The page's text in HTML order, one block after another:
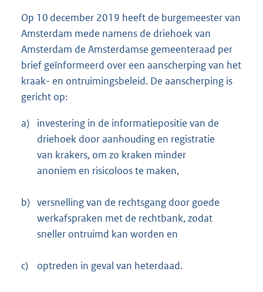
Op 10 december 2019 heeft de burgemeester van
Amsterdam mede namens de driehoek van
Amsterdam de Amsterdamse gemeenteraad per
brief geïnformeerd over een aanscherping van het
kraak- en ontruimingsbeleid. De aanscherping is
gericht op:
a)
investering in de informatiepositie van de
driehoek door aanhouding en registratie
van krakers, om zo kraken minder
anoniem en risicoloos te maken,
b) versnelling van de rechtsgang door goede
werkafspraken met de rechtbank, zodat
sneller ontruimd kan worden en
c) optreden in geval van heterdaad.